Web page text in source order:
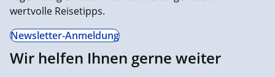
wertvolle Reisetipps.
Newsletter-Anmeldung
Wir helfen Ihnen gerne weiter